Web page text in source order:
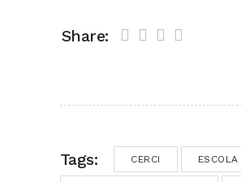
Share:
Tags: CERCI ESCOLA